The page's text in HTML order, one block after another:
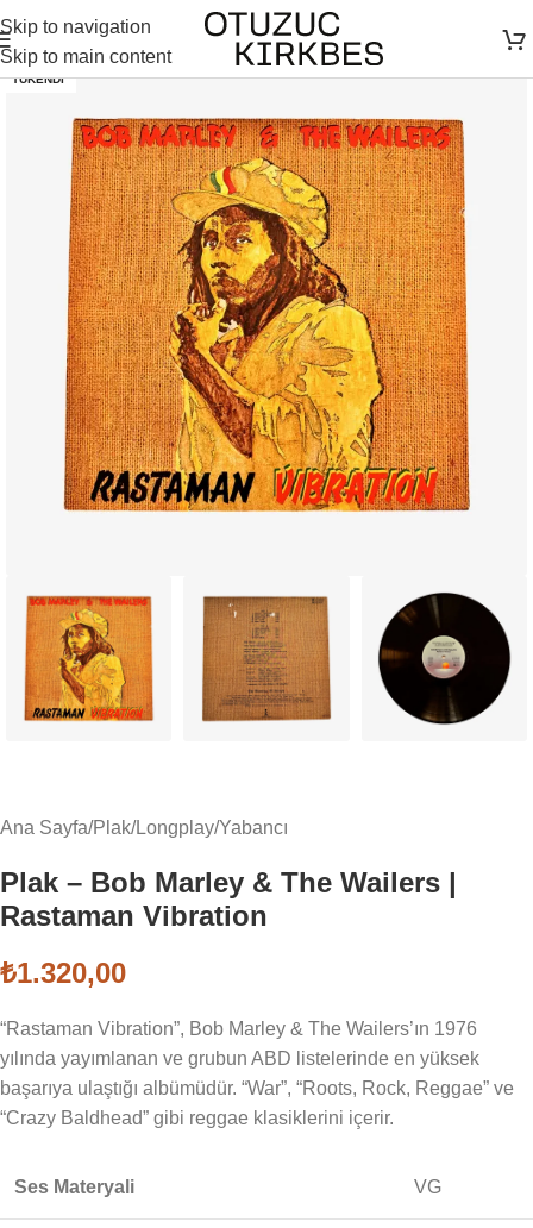
Skip to navigation
Skip to main content
TÜKENDI
Ana Sayfa/Plak/Longplay/Yabancı
Plak – Bob Marley & The Wailers |
Rastaman Vibration
₺1.320,00
“Rastaman Vibration”, Bob Marley & The Wailers’ın 1976
yılında yayımlanan ve grubun ABD listelerinde en yüksek
başarıya ulaştığı albümüdür. “War”, “Roots, Rock, Reggae” ve
“Crazy Baldhead” gibi reggae klasiklerini içerir.
Ses Materyali VG